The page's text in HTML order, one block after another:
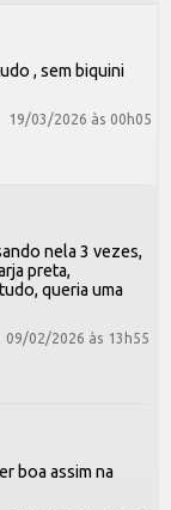
, sem biquini
19/03/2026 às 00h05
nela 3 vezes,
preta,
queria uma
09/02/2026 às 13h55
boa assim na